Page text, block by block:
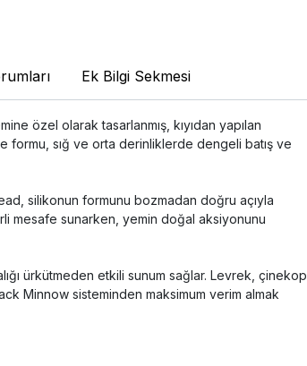
Ek Bilgi Sekmesi
özel olarak tasarlanmış, kıyıdan yapılan
formu, sığ ve orta derinliklerde dengeli batış ve
silikonun formunu bozmadan doğru açıyla
mesafe sunarken, yemin doğal aksiyonunu
ürkütmeden etkili sunum sağlar. Levrek, çinekop
Minnow sisteminden maksimum verim almak